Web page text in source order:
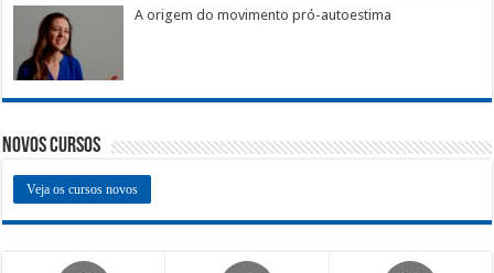
A origem do movimento pró-autoestima
Novos Cursos
Veja os cursos novos